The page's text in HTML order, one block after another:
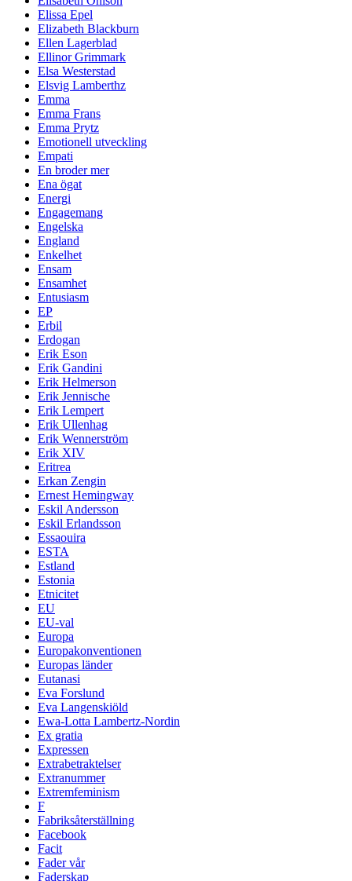
Elissa Epel
Elizabeth Blackburn
Ellen Lagerblad
Ellinor Grimmark
Elsa Westerstad
Elsvig Lamberthz
Emma
Emma Frans
Emma Prytz
Emotionell utveckling
Empati
En broder mer
Ena ögat
Energi
Engagemang
Engelska
England
Enkelhet
Ensam
Ensamhet
Entusiasm
EP
Erbil
Erdogan
Erik Eson
Erik Gandini
Erik Helmerson
Erik Jennische
Erik Lempert
Erik Ullenhag
Erik Wennerström
Erik XIV
Eritrea
Erkan Zengin
Ernest Hemingway
Eskil Andersson
Eskil Erlandsson
Essaouira
ESTA
Estland
Estonia
Etnicitet
EU
EU-val
Europa
Europakonventionen
Europas länder
Eutanasi
Eva Forslund
Eva Langenskiöld
Ewa-Lotta Lambertz-Nordin
Ex gratia
Expressen
Extrabetraktelser
Extranummer
Extremfeminism
F
Fabriksåterställning
Facebook
Facit
Fader vår
Faderskap